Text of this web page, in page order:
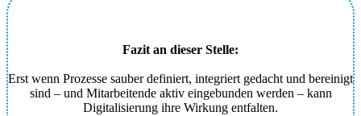
Fazit an dieser Stelle:
Erst wenn Prozesse sauber definiert, integriert gedacht und bereinigt
sind – und Mitarbeitende aktiv eingebunden werden – kann
Digitalisierung ihre Wirkung entfalten.